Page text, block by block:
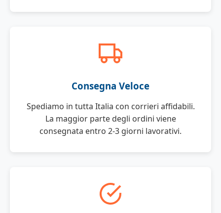
Consegna Veloce
Spediamo in tutta Italia con corrieri affidabili.
La maggior parte degli ordini viene
consegnata entro 2-3 giorni lavorativi.